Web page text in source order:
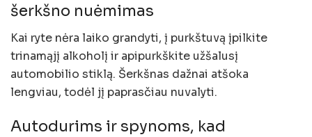
šerkšno nuėmimas
Kai ryte nėra laiko grandyti, į purkštuvą įpilkite
trinamąjį alkoholį ir apipurkškite užšalusį
automobilio stiklą. Šerkšnas dažnai atšoka
lengviau, todėl jį paprasčiau nuvalyti.
Autodurims ir spynoms, kad